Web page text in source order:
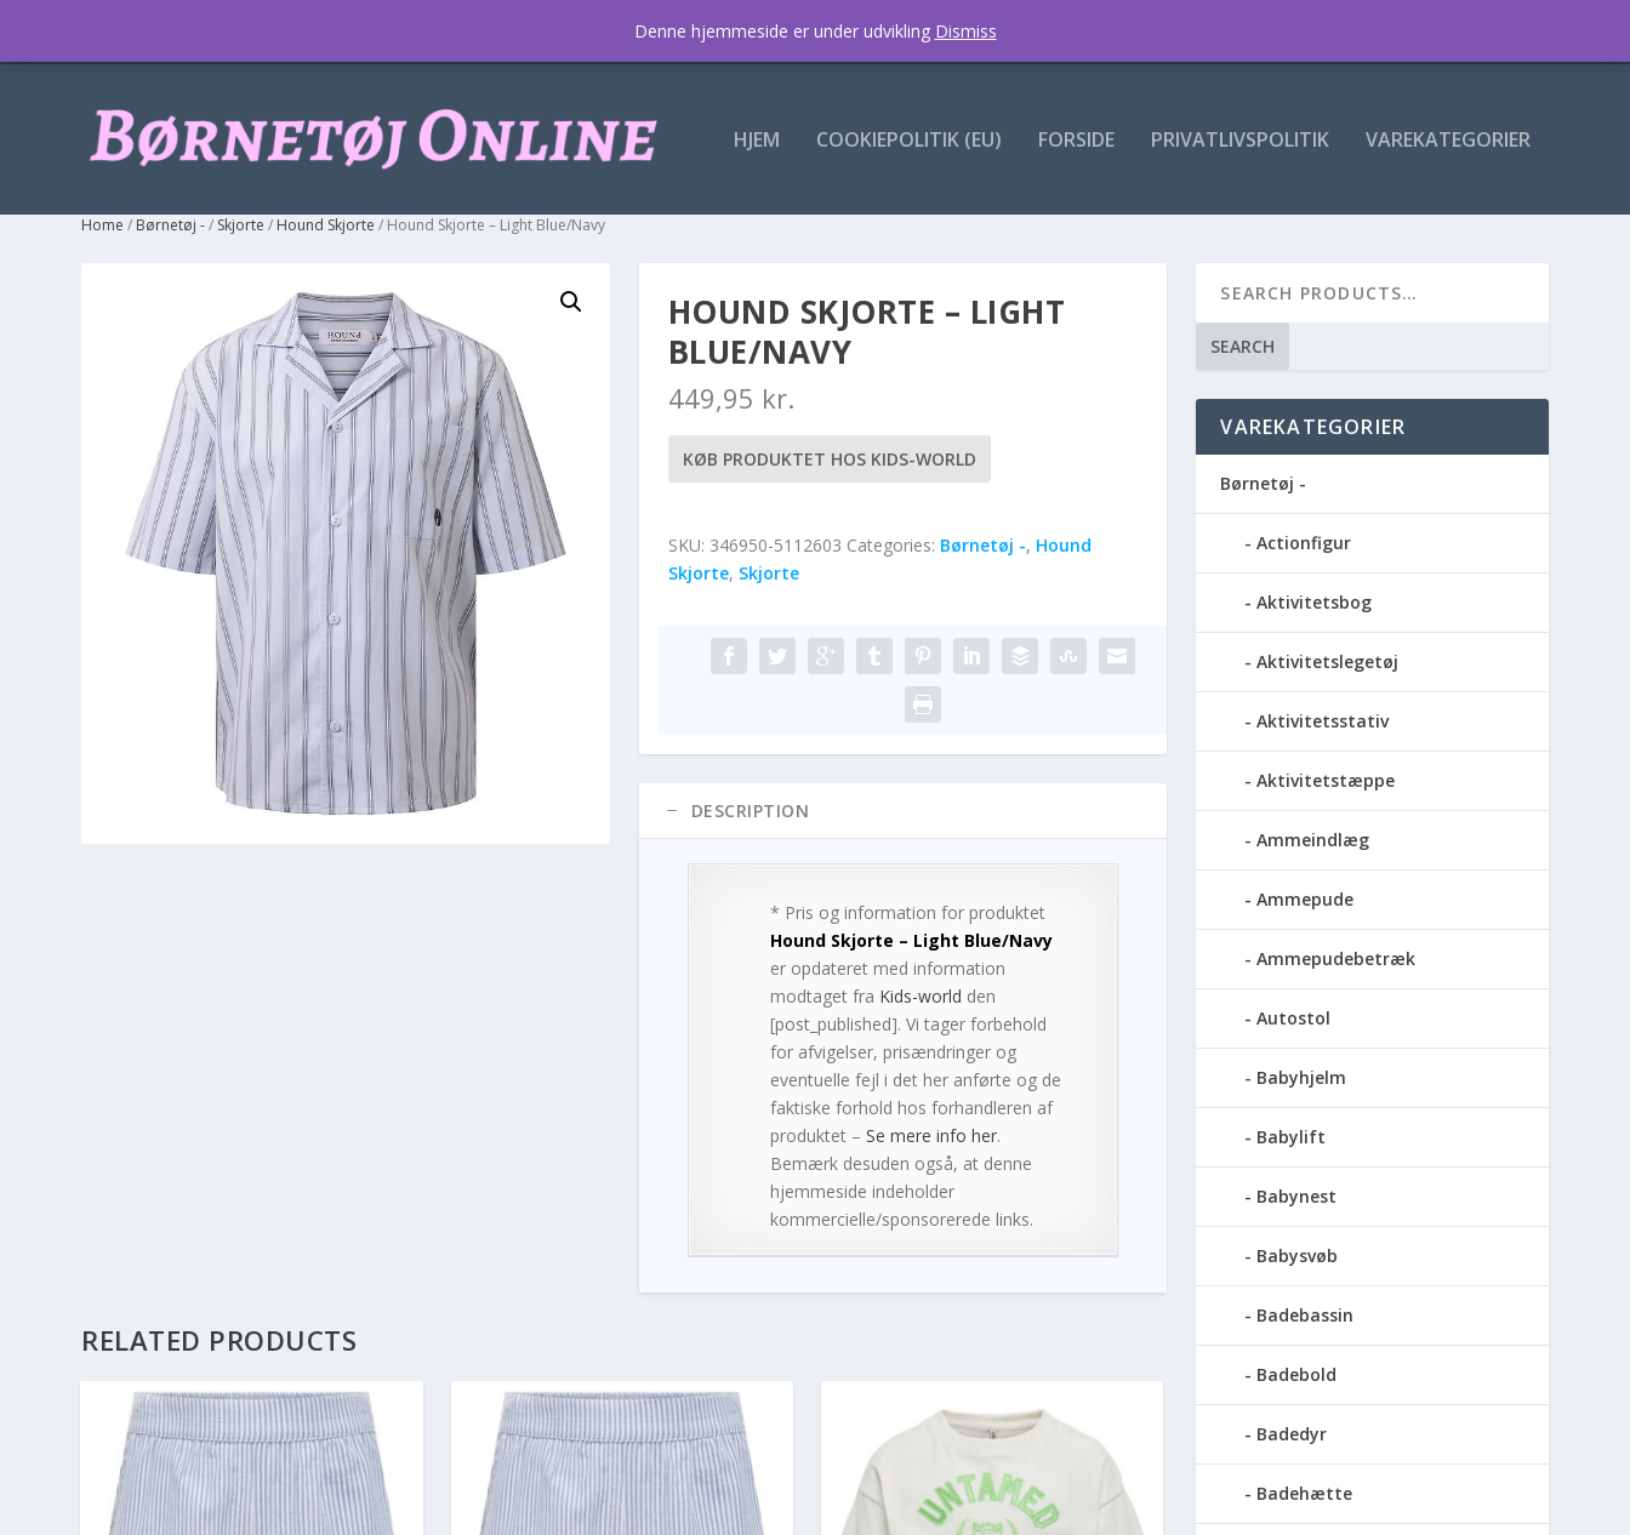
HJEM COOKIEPOLITIK (EU) FORSIDE PRIVATLIVSPOLITIK VAREKATEGORIER
Home / Børnetøj -/ Skjorte / Hound Skjorte / Hound Skjorte – Light Blue/Navy
HOUND SKJORTE – LIGHT
BLUE/NAVY
449,95 kr.
KØB PRODUKTET HOS KIDS-WORLD
SKU: 346950-5112603 Categories: Børnetøj -, Hound
Skjorte, Skjorte
DESCRIPTION
* Pris og information for produktet
Hound Skjorte – Light Blue/Navy
er opdateret med information
modtaget fra Kids-world den
[post_published]. Vi tager forbehold
for afvigelser, prisændringer og
eventuelle fejl i det her anførte og de
faktiske forhold hos forhandleren af
produktet – Se mere info her.
Bemærk desuden også, at denne
hjemmeside indeholder
kommercielle/sponsorerede links.
RELATED PRODUCTS
SEARCH
VAREKATEGORIER
Børnetøj -
Actionfigur
Aktivitetsbog
Aktivitetslegetøj
Aktivitetsstativ
Aktivitetstæppe
Ammeindlæg
Ammepude
Ammepudebetræk
Autostol
Babyhjelm
Babylift
Babynest
Babysvøb
Badebassin
Badebold
Badedyr
Badehætte
Denne hjemmeside er under udvikling Dismiss